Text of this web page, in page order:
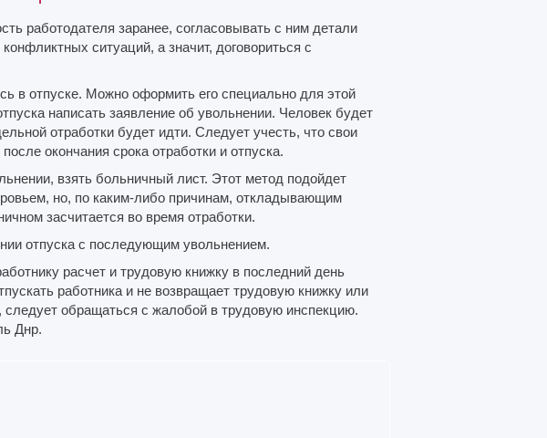
работодателя заранее, согласовывать с ним детали
ситуаций, а значит, договориться с
в отпуске. Можно оформить его специально для этой
написать заявление об увольнении. Человек будет
отработки будет идти. Следует учесть, что свои
окончания срока отработки и отпуска.
взять больничный лист. Этот метод подойдет
но, по каким-либо причинам, откладывающим
засчитается во время отработки.
отпуска с последующим увольнением.
расчет и трудовую книжку в последний день
работника и не возвращает трудовую книжку или
следует обращаться с жалобой в трудовую инспекцию.
Днр.